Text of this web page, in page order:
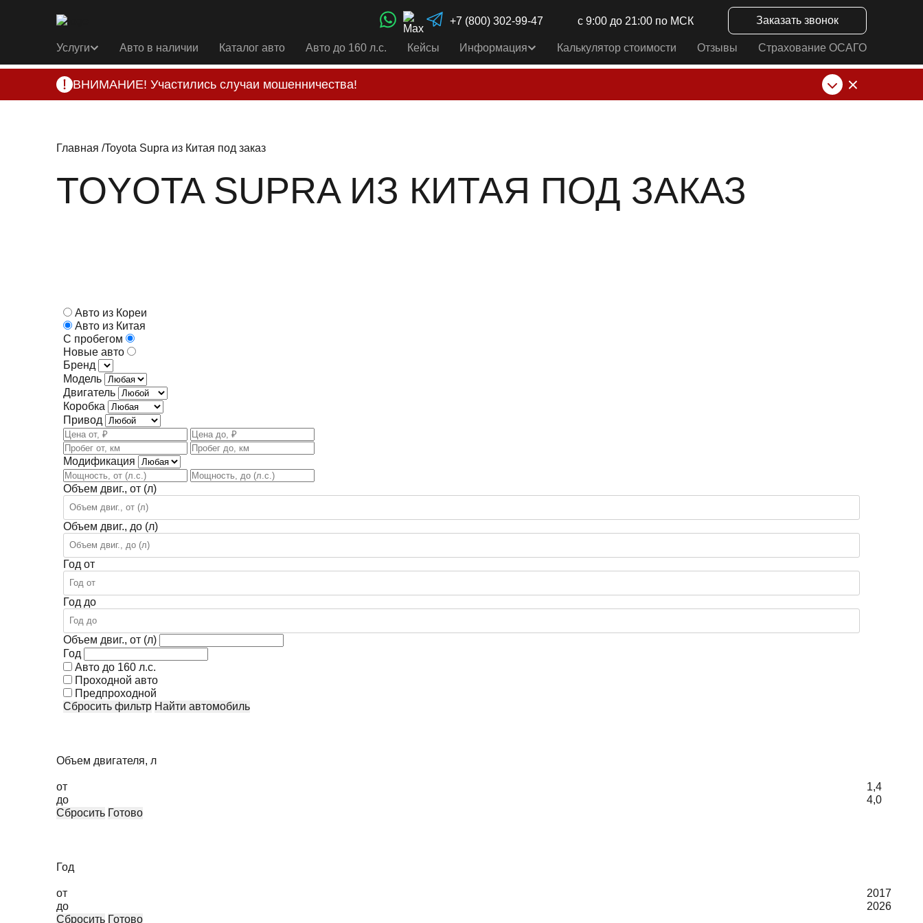
+7 (800) 302-99-47 с 9:00 до 21:00 по МСК Заказать звонок
Услуги Авто в наличии Каталог авто Авто до 160 л.с. Кейсы Информация Калькулятор стоимости Отзывы Страхование ОСАГО
ВНИМАНИЕ! Участились случаи мошенничества!
Главная Toyota Supra из Китая под заказ
TOYOTA SUPRA ИЗ КИТАЯ ПОД ЗАКАЗ
Авто из Кореи
Авто из Китая
С пробегом
Новые авто
Бренд
Модель
Двигатель
Коробка
Привод
Модификация
Объем двиг., от (л)
Объем двиг., до (л)
Год от
Год до
Объем двиг., от (л)
Год
Авто до 160 л.с.
Проходной авто
Предпроходной
Сбросить фильтр
Найти автомобиль
Объем двигателя, л
от
1,4
до
4,0
Сбросить Готово
Год
от
2017
до
2026
Сбросить Готово